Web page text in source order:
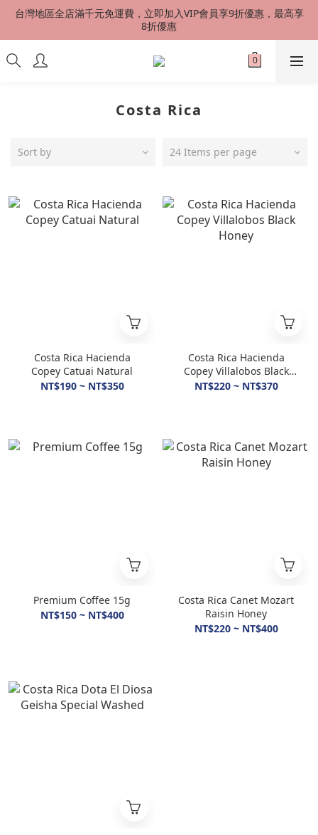
台灣地區全店滿千元免運費，立即加入VIP會員享9折優惠，最高享
8折優惠
台灣地區全店滿千元免運費，立即加入VIP會員享9折優惠，最高享
8折優惠
港澳星馬 SF EXPRESS 快速到貨 中國地區順丰配送（運費到付）
8折優惠
Costa Rica
Sort by 24 Items per page
Costa Rica Hacienda
Copey Catuai Natural
NT$190 ~ NT$350
Costa Rica Hacienda
Copey Villalobos Black
Honey
NT$220 ~ NT$370
Premium Coffee 15g
NT$150 ~ NT$400
Costa Rica Canet Mozart
Raisin Honey
NT$220 ~ NT$400